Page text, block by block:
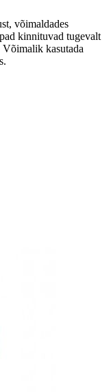
võimaldades
kinnituvad tugevalt
kasutada